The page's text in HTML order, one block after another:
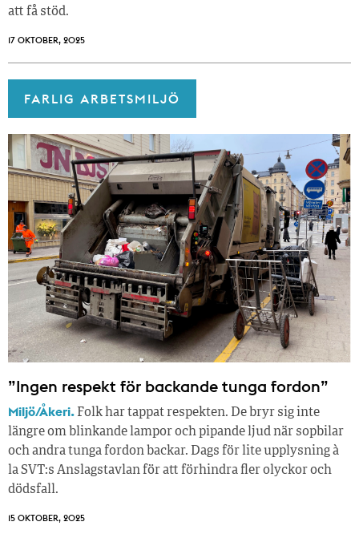
att få stöd.
17 OKTOBER, 2025
FARLIG ARBETSMILJÖ
”Ingen respekt för backande tunga fordon”
Miljö/Åkeri. Folk har tappat respekten. De bryr sig inte
längre om blinkande lampor och pipande ljud när sopbilar
och andra tunga fordon backar. Dags för lite upplysning à
la SVT:s Anslagstavlan för att förhindra fler olyckor och
dödsfall.
15 OKTOBER, 2025